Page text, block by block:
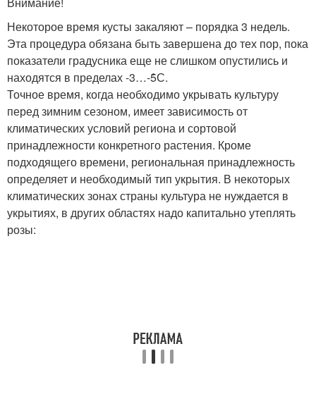
Некоторое время кусты закаляют – порядка 3 недель.
Эта процедура обязана быть завершена до тех пор, пока
показатели градусника еще не слишком опустились и
находятся в пределах -3…-5̊С.
Точное время, когда необходимо укрывать культуру
перед зимним сезоном, имеет зависимость от
климатических условий региона и сортовой
принадлежности конкретного растения. Кроме
подходящего времени, региональная принадлежность
определяет и необходимый тип укрытия. В некоторых
климатических зонах страны культура не нуждается в
укрытиях, в других областях надо капитально утеплять
розы: